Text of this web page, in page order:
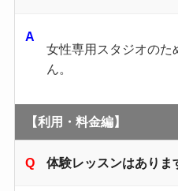
女性専用スタジオのた
ん。
【利用・料金編】
体験レッスンはありま